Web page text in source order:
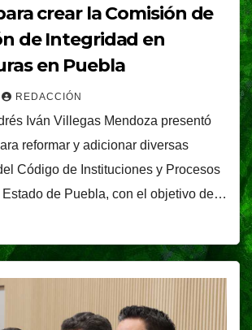
crear la Comisión de
de Integridad en
en Puebla
REDACCIÓN
Iván Villegas Mendoza presentó
reformar y adicionar diversas
Código de Instituciones y Procesos
Estado de Puebla, con el objetivo de…